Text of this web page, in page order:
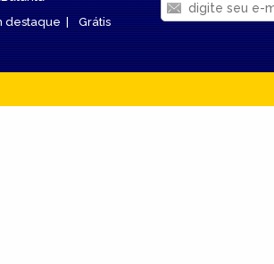
destaque| Grátis